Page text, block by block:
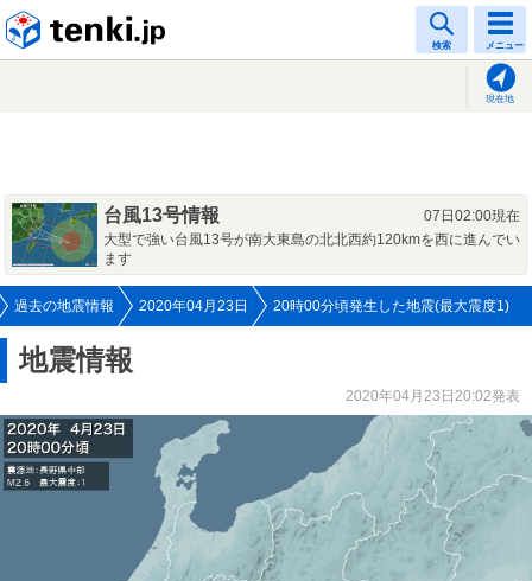
検索 メニュー
現在地
台風13号情報
07日02:00現在
大型で強い台風13号が南大東島の北北西約120kmを西に進んでい
ます
過去の地震情報 2020年04月23日 20時00分頃発生した地震(最大震度1)
地震情報
2020年04月23日20:02発表